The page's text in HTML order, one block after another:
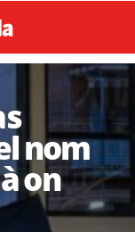
nom
on